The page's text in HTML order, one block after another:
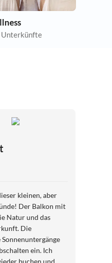
kleinen, aber
Der Balkon mit
Natur und das
Die
ein. Ich
buchen und